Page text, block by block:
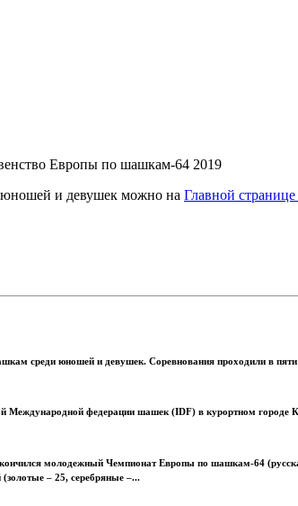
юношей и девушек можно на Главной
среди юношей и девушек. Соревнования проходили в
федерации шашек (IDF) в курортном городе
молодежный Чемпионат Европы по шашкам-64
– 25, серебряные –...